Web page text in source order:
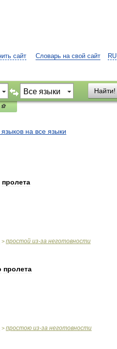
RU
сайт Словарь на свой сайт
Найти!
языков на все языки
пролета
> простой из-за неготовности
пролета
> простою из-за неготовности